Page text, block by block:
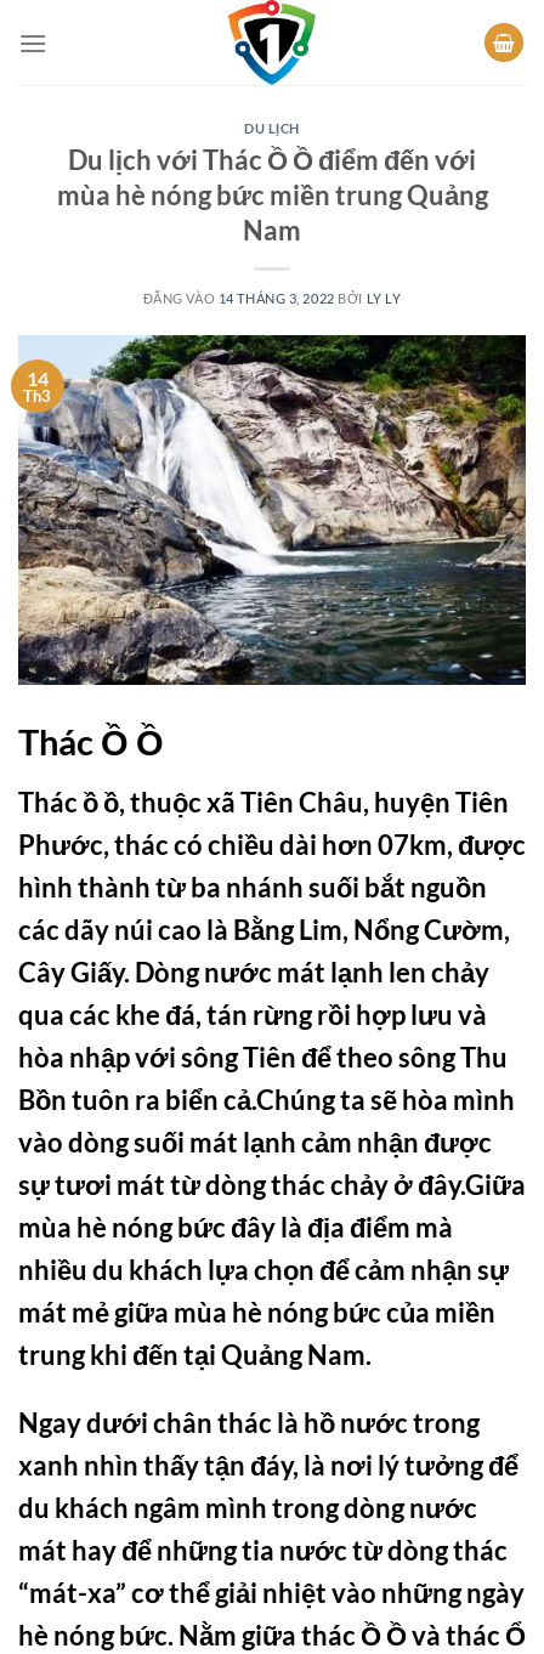
qua
DU LỊCH
Du lịch với Thác Ồ Ồ điểm đến với
mùa hè nóng bức miền trung Quảng
Nam
ĐĂNG VÀO 14 THÁNG 3, 2022 BỞI LY LY
14
Th3
Thác Ồ Ồ
Thác ồ ồ, thuộc xã Tiên Châu, huyện Tiên
Phước, thác có chiều dài hơn 07km, được
hình thành từ ba nhánh suối bắt nguồn
các dãy núi cao là Bằng Lim, Nổng Cườm,
Cây Giấy. Dòng nước mát lạnh len chảy
qua các khe đá, tán rừng rồi hợp lưu và
hòa nhập với sông Tiên để theo sông Thu
Bồn tuôn ra biển cả.Chúng ta sẽ hòa mình
vào dòng suối mát lạnh cảm nhận được
sự tươi mát từ dòng thác chảy ở đây.Giữa
mùa hè nóng bức đây là địa điểm mà
nhiều du khách lựa chọn để cảm nhận sự
mát mẻ giữa mùa hè nóng bức của miền
trung khi đến tại Quảng Nam.
Ngay dưới chân thác là hồ nước trong
xanh nhìn thấy tận đáy, là nơi lý tưởng để
du khách ngâm mình trong dòng nước
mát hay để những tia nước từ dòng thác
“mát-xa” cơ thể giải nhiệt vào những ngày
hè nóng bức. Nằm giữa thác Ồ Ồ và thác Ổ